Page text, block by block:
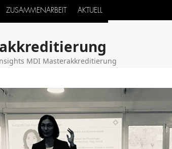
ZUSAMMENARBEIT AKTUELL
MDI Masterakkreditierung